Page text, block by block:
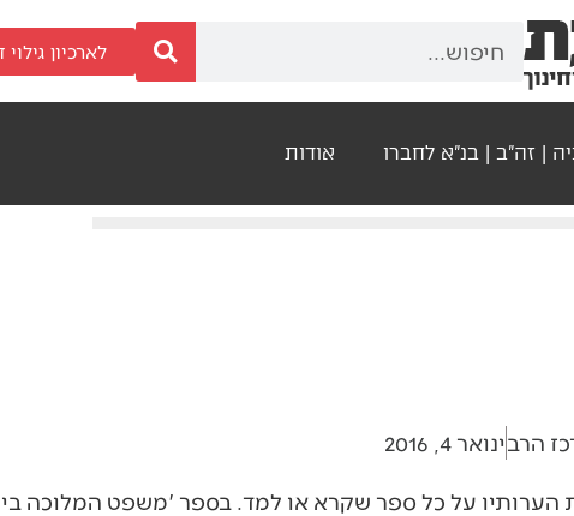
לארכיון
| זה"ב | בנ"א לחברו אודות
הרבינואר 4, 2016
הערותיו על כל ספר שקרא או למד. בספר 'משפט המלוכה